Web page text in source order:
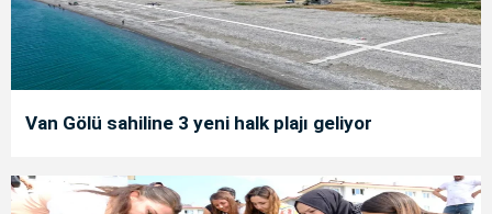
Van Gölü sahiline 3 yeni halk plajı geliyor